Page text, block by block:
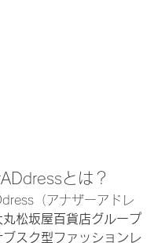
とは？
（アナザーアドレ
丸松坂屋百貨店グループ
ブスク型ファッションレ